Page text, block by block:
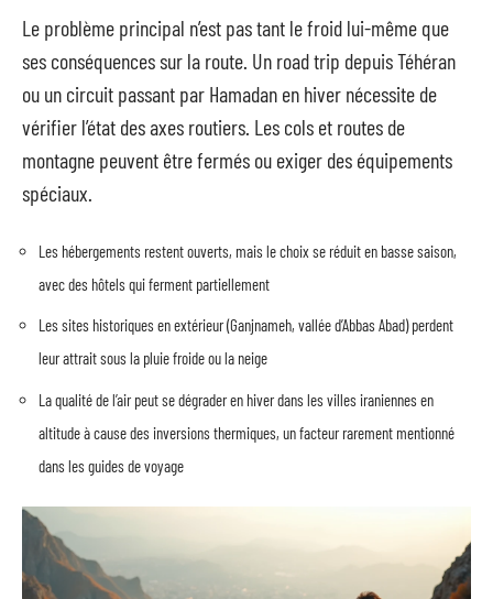
Le problème principal n’est pas tant le froid lui-même que
ses conséquences sur la route. Un road trip depuis Téhéran
ou un circuit passant par Hamadan en hiver nécessite de
vérifier l’état des axes routiers. Les cols et routes de
montagne peuvent être fermés ou exiger des équipements
spéciaux.
Les hébergements restent ouverts, mais le choix se réduit en basse saison,
avec des hôtels qui ferment partiellement
Les sites historiques en extérieur (Ganjnameh, vallée d’Abbas Abad) perdent
leur attrait sous la pluie froide ou la neige
La qualité de l’air peut se dégrader en hiver dans les villes iraniennes en
altitude à cause des inversions thermiques, un facteur rarement mentionné
dans les guides de voyage